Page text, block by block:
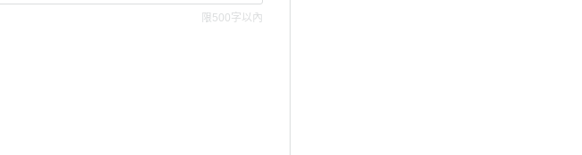
限500字以內